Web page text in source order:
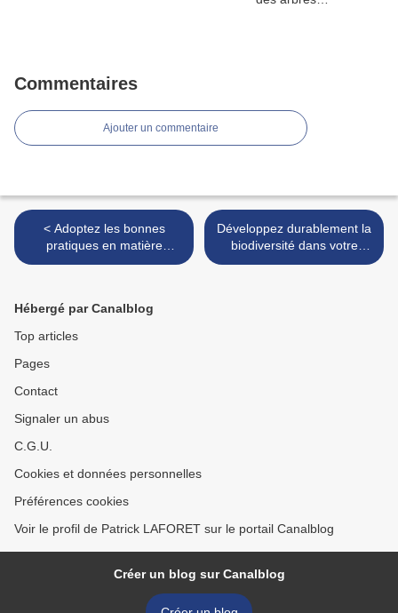
Commentaires
Ajouter un commentaire
< Adoptez les bonnes
pratiques en matière
d'emballage...
Développez durablement la
biodiversité dans votre
jardin >
Hébergé par Canalblog
Top articles
Pages
Contact
Signaler un abus
C.G.U.
Cookies et données personnelles
Préférences cookies
Voir le profil de Patrick LAFORET sur le portail Canalblog
Créer un blog sur Canalblog